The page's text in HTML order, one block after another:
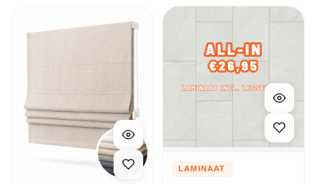
LAMINAAT